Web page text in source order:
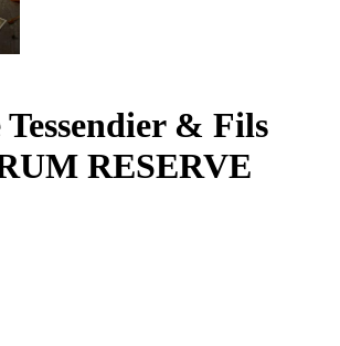
& Fils
RESERVE